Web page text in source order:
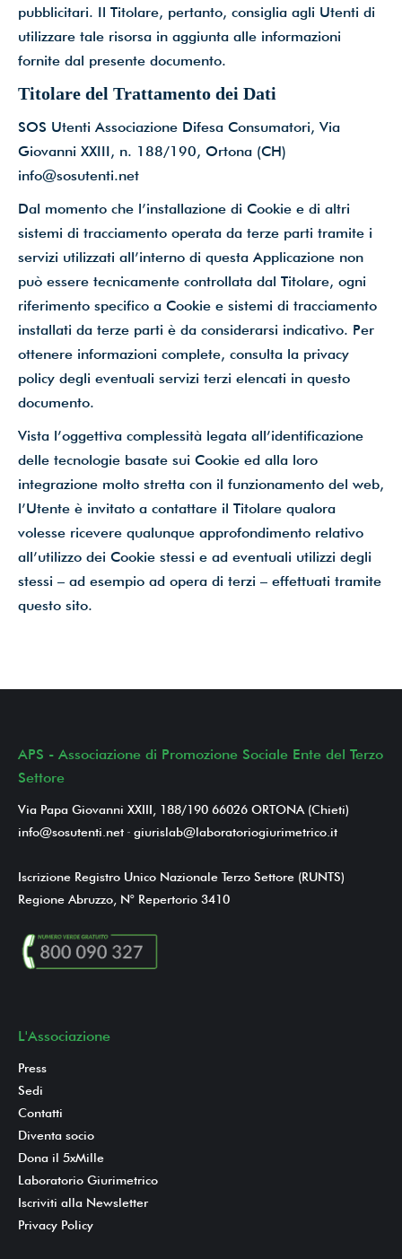
pubblicitari. Il Titolare, pertanto, consiglia agli Utenti di
utilizzare tale risorsa in aggiunta alle informazioni
fornite dal presente documento.
Titolare del Trattamento dei Dati
SOS Utenti Associazione Difesa Consumatori, Via
Giovanni XXIII, n. 188/190, Ortona (CH)
info@sosutenti.net
Dal momento che l’installazione di Cookie e di altri
sistemi di tracciamento operata da terze parti tramite i
servizi utilizzati all’interno di questa Applicazione non
può essere tecnicamente controllata dal Titolare, ogni
riferimento specifico a Cookie e sistemi di tracciamento
installati da terze parti è da considerarsi indicativo. Per
ottenere informazioni complete, consulta la privacy
policy degli eventuali servizi terzi elencati in questo
documento.
Vista l’oggettiva complessità legata all’identificazione
delle tecnologie basate sui Cookie ed alla loro
integrazione molto stretta con il funzionamento del web,
l’Utente è invitato a contattare il Titolare qualora
volesse ricevere qualunque approfondimento relativo
all’utilizzo dei Cookie stessi e ad eventuali utilizzi degli
stessi – ad esempio ad opera di terzi – effettuati tramite
questo sito.
APS - Associazione di Promozione Sociale Ente del Terzo
Settore
Via Papa Giovanni XXIII, 188/190 66026 ORTONA (Chieti)
info@sosutenti.net - giurislab@laboratoriogiurimetrico.it
Iscrizione Registro Unico Nazionale Terzo Settore (RUNTS)
Regione Abruzzo, N° Repertorio 3410
L'Associazione
Press
Sedi
Contatti
Diventa socio
Dona il 5xMille
Laboratorio Giurimetrico
Iscriviti alla Newsletter
Privacy Policy